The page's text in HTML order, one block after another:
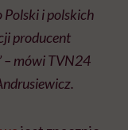
Polski i polskich
producent
– mówi TVN24